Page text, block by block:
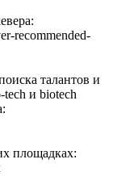
recommended-
талантов и
tech и biotech
площадках: